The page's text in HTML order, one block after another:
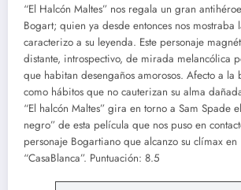
“El Halcón Maltes” nos regala un gran
Bogart; quien ya desde entonces nos mostraba
caracterizo a su leyenda. Este personaje
distante, introspectivo, de mirada melancólica
que habitan desengaños amorosos. Afecto a
como hábitos que no cauterizan su alma
“El halcón Maltes” gira en torno a Sam Spade
negro” de esta película que nos puso en
personaje Bogartiano que alcanzo su clímax en
“CasaBlanca”. Puntuación: 8.5